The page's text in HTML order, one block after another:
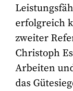
erfolgreich
zweiter
Christoph
Arbeiten
das